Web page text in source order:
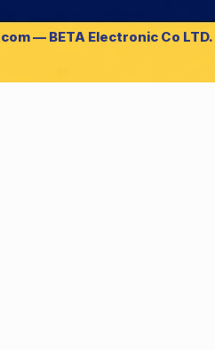
— BETA Electronic Co